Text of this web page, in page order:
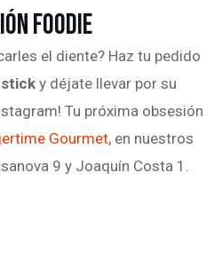
Foodie
el diente? Haz tu pedido
y déjate llevar por su
Tu próxima obsesión
Gourmet, en nuestros
9 y Joaquín Costa 1.